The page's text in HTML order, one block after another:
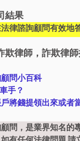
結果
律諮詢顧問有效地
欺律師，詐欺律師
問小百科
手？
將錢提領出來或者
問，是業界知名的